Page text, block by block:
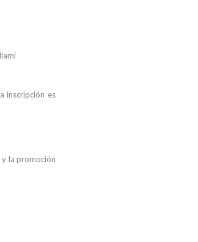
inscripción es
y la promoción